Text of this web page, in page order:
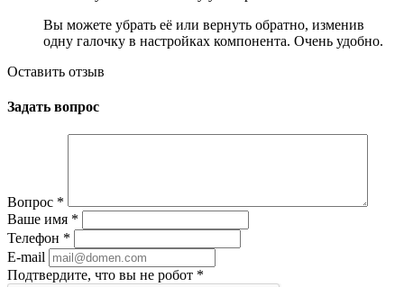
Вы можете убрать её или вернуть обратно, изменив
одну галочку в настройках компонента. Очень удобно.
Оставить отзыв
Задать вопрос
Вопрос *
Ваше имя *
Телефон *
E-mail
Подтвердите, что вы не робот *